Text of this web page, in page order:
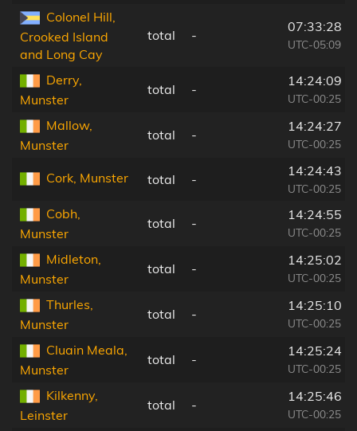
Colonel Hill,
Crooked Island
and Long Cay
total -
07:33:28
UTC-05:09
Derry,
Munster
total -
14:24:09
UTC-00:25
Mallow,
Munster
total -
14:24:27
UTC-00:25
Cork, Munster total -
14:24:43
UTC-00:25
Cobh,
Munster
total -
14:24:55
UTC-00:25
Midleton,
Munster
total -
14:25:02
UTC-00:25
Thurles,
Munster
total -
14:25:10
UTC-00:25
Cluain Meala,
Munster
total -
14:25:24
UTC-00:25
Kilkenny,
Leinster
total -
14:25:46
UTC-00:25